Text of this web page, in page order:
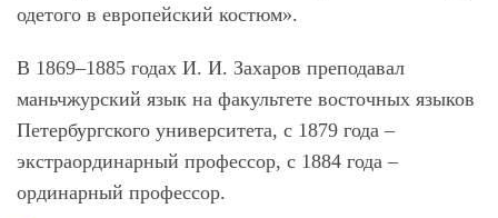
одетого в европейский костюм».
В 1869–1885 годах И. И. Захаров преподавал
маньчжурский язык на факультете восточных языков
Петербургского университета, с 1879 года –
экстраординарный профессор, с 1884 года –
ординарный профессор.